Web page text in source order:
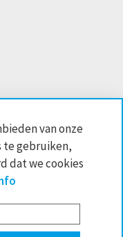
van onze
te gebruiken,
dat we cookies
by interface medien